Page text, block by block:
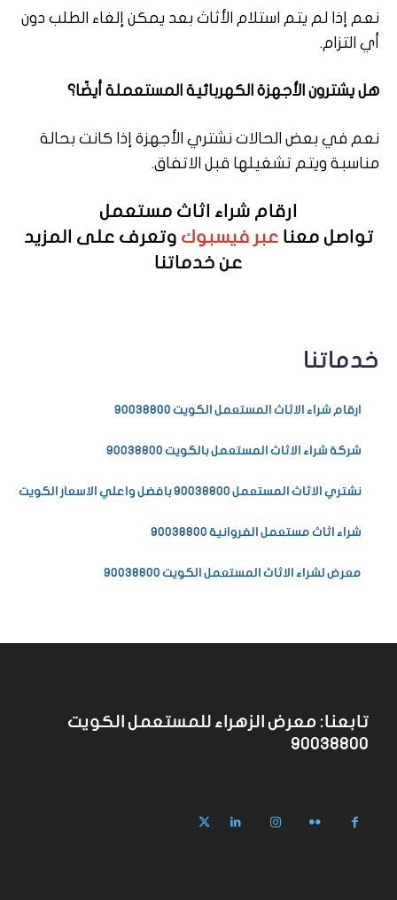
خدماتنا
ارقام شراء الاثاث المستعمل الكويت 90038800
شركة شراء الاثاث المستعمل بالكويت 90038800
نشتري الاثاث المستعمل 90038800 بافضل واعلي الاسعار الكويت
شراء اثاث مستعمل الفروانية 90038800
معرض لشراء الاثاث المستعمل الكويت 90038800
نعم إذا لم يتم استلام الأثاث بعد يمكن إلغاء الطلب دون
أي التزام.
هل يشترون الأجهزة الكهربائية المستعملة أيضًا؟
نعم في بعض الحالات نشتري الأجهزة إذا كانت بحالة
مناسبة ويتم تشغيلها قبل الاتفاق.
ارقام شراء اثاث مستعمل
تواصل معنا عبر فيسبوك وتعرف على المزيد
عن خدماتنا
تابعنا: معرض الزهراء للمستعمل الكويت
90038800